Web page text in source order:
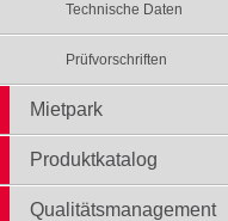
Technische Daten
Prüfvorschriften
Mietpark
Produktkatalog
Qualitätsmanagement